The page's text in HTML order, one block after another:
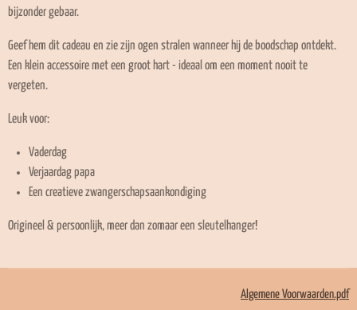
bijzonder gebaar.
Geef hem dit cadeau en zie zijn ogen stralen wanneer hij de boodschap ontdekt.
Een klein accessoire met een groot hart - ideaal om een moment nooit te
vergeten.
Leuk voor:
Vaderdag
Verjaardag papa
Een creatieve zwangerschapsaankondiging
Origineel & persoonlijk, meer dan zomaar een sleutelhanger!
Algemene Voorwaarden.pdf